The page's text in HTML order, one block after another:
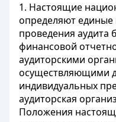
1. Настоящие
определяют
проведения аудита
финансовой
аудиторскими
осуществляющими
индивидуальных
аудиторская
Положения